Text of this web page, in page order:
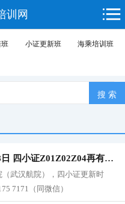
训网
小证更新班 海乘培训班
武汉航海职业技术学院 2026年7月8日 四小证Z01Z02Z04再有效更新培训报名
武汉航院），四小证更新时
7171（同微信）